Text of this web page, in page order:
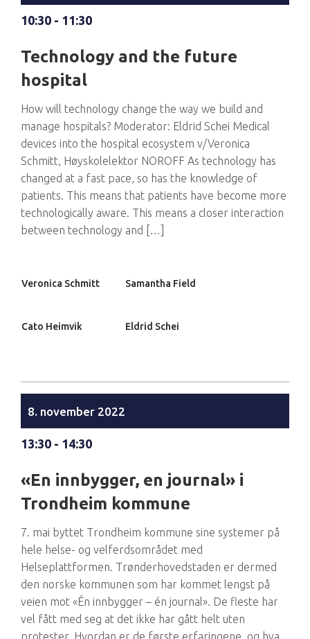
10:30 - 11:30
Technology and the future
hospital
How will technology change the way we build and
manage hospitals? Moderator: Eldrid Schei Medical
devices into the hospital ecosystem v/Veronica
Schmitt, Høyskolelektor NOROFF As technology has
changed at a fast pace, so has the knowledge of
patients. This means that patients have become more
technologically aware. This means a closer interaction
between technology and […]
Veronica Schmitt Samantha Field
Cato Heimvik Eldrid Schei
8. november 2022
13:30 - 14:30
«En innbygger, en journal» i
Trondheim kommune
7. mai byttet Trondheim kommune sine systemer på
hele helse- og velferdsområdet med
Helseplattformen. Trønderhovedstaden er dermed
den norske kommunen som har kommet lengst på
veien mot «Én innbygger – én journal». De fleste har
vel fått med seg at det ikke har gått helt uten
protester. Hvordan er de første erfaringene, og hva